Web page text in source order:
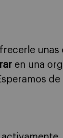
unas
en una